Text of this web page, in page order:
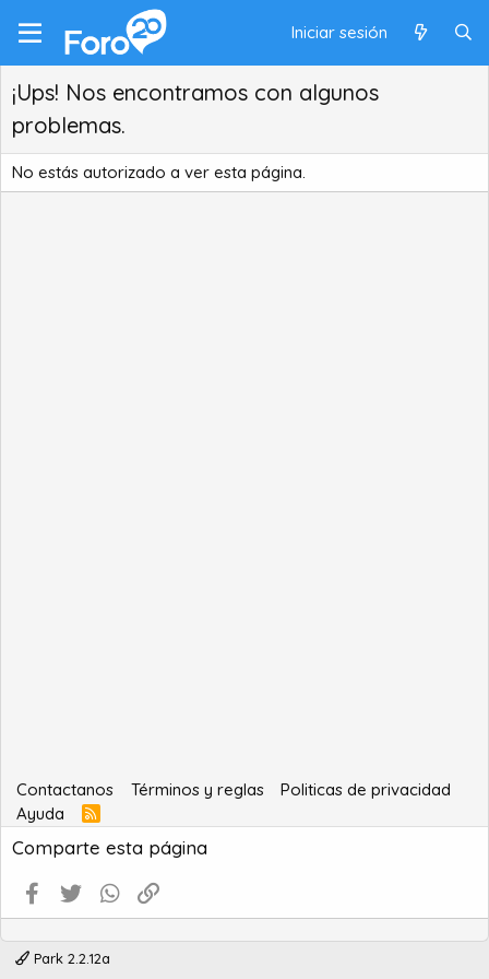
Iniciar sesión
¡Ups! Nos encontramos con algunos
problemas.
No estás autorizado a ver esta página.
Contactanos Términos y reglas
Politicas de privacidad
Ayuda
R
S
S
Comparte esta página
Facebook
Twitter WhatsApp
Park 2.2.12a